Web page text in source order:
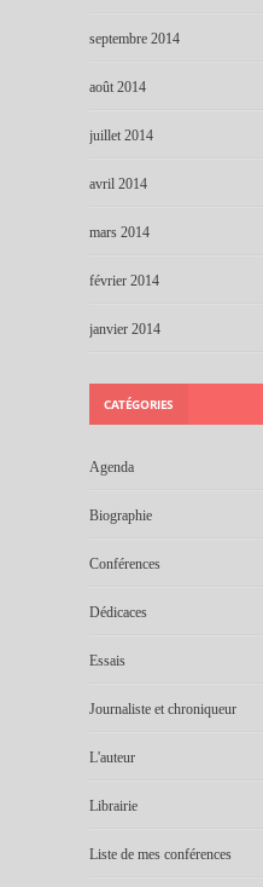
septembre 2014
août 2014
juillet 2014
avril 2014
mars 2014
février 2014
janvier 2014
CATÉGORIES
Agenda
Biographie
Conférences
Dédicaces
Essais
Journaliste et chroniqueur
L'auteur
Librairie
Liste de mes conférences